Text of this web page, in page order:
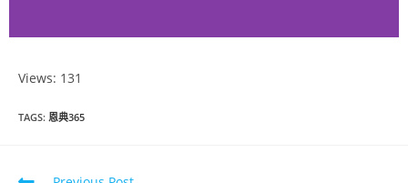
Views: 131
TAGS: 恩典365